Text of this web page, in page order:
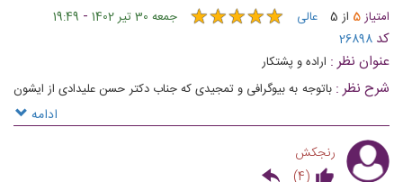
امتیاز5 از 5 عالی ★★★★★
★★★★★ جمعه 30 تیر 1402 -
19:49
کد 26898
عنوان نظر : اراده و پشتکار
شرح نظر : باتوجه به بیوگرافی و تمجیدی که جناب دکتر حسن علیدادی از ایشون
دادن قطعا چیزی به بغیر از اراده و پشتکار در وجود ایشون ندیدم آرزوی موفقیت
ادامه
رنجکش
(
4
)